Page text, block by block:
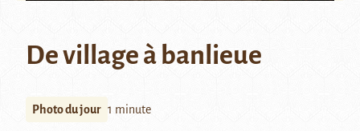
De village à banlieue
Photo du jour 1 minute